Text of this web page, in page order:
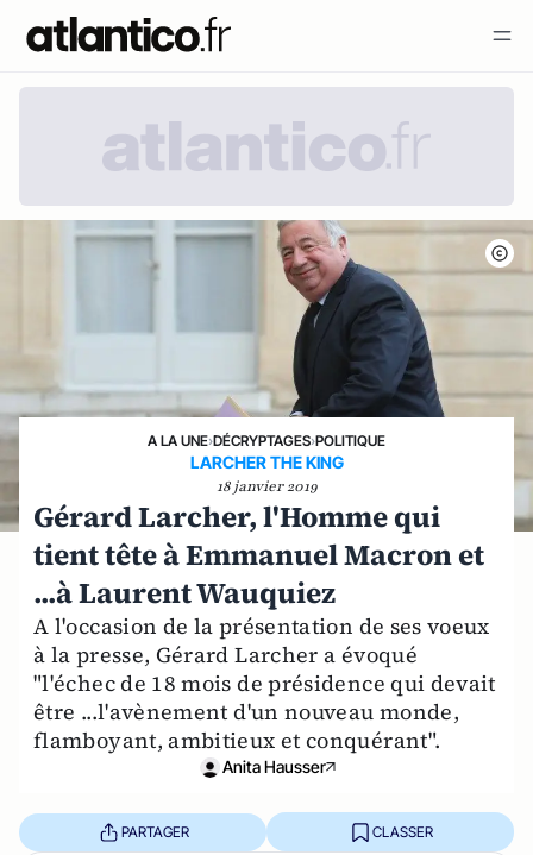
A LA UNE›DÉCRYPTAGES›POLITIQUE
LARCHER THE KING
18 janvier 2019
Gérard Larcher, l'Homme qui
tient tête à Emmanuel Macron et
...à Laurent Wauquiez
A l'occasion de la présentation de ses voeux
à la presse, Gérard Larcher a évoqué
"l'échec de 18 mois de présidence qui devait
être ...l'avènement d'un nouveau monde,
flamboyant, ambitieux et conquérant".
Anita Hausser
PARTAGER CLASSER